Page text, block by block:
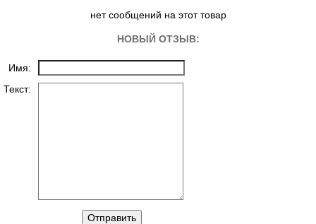
нет сообщений на этот товар
НОВЫЙ ОТЗЫВ:
Имя:
Текст:
Отправить